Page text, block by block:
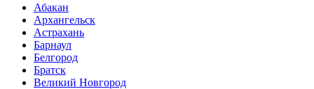
Абакан
Архангельск
Астрахань
Барнаул
Белгород
Братск
Великий Новгород